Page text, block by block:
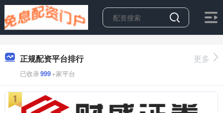
正规配资平台排行
已收录999+家平台
更多